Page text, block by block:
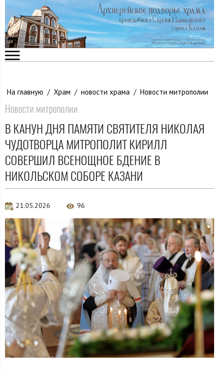
На главную / Храм / новости храма / Новости митрополии
Новости митрополии
В КАНУН ДНЯ ПАМЯТИ СВЯТИТЕЛЯ НИКОЛАЯ
ЧУДОТВОРЦА МИТРОПОЛИТ КИРИЛЛ
СОВЕРШИЛ ВСЕНОЩНОЕ БДЕНИЕ В
НИКОЛЬСКОМ СОБОРЕ КАЗАНИ
21.05.2026 96